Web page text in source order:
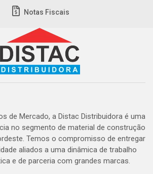
Notas Fiscais
de Mercado, a Distac Distribuidora é uma
no segmento de material de construção
Temos o compromisso de entregar
aliados a uma dinâmica de trabalho
e de parceria com grandes marcas.